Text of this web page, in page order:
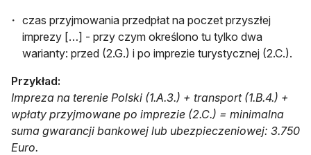
czas przyjmowania przedpłat na poczet przyszłej
imprezy […] - przy czym określono tu tylko dwa
warianty: przed (2.G.) i po imprezie turystycznej (2.C.).
Przykład:
Impreza na terenie Polski (1.A.3.) + transport (1.B.4.) +
wpłaty przyjmowane po imprezie (2.C.) = minimalna
suma gwarancji bankowej lub ubezpieczeniowej: 3.750
Euro.